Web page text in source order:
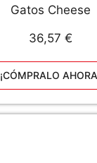
Gatos Cheese
36,57 €
¡CÓMPRALO